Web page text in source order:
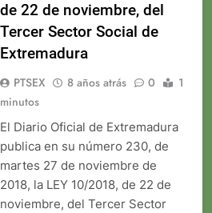
de 22 de noviembre, del
Tercer Sector Social de
Extremadura
PTSEX 8 años atrás 0
1
minutos
El Diario Oficial de Extremadura
publica en su número 230, de
martes 27 de noviembre de
2018, la LEY 10/2018, de 22 de
noviembre, del Tercer Sector